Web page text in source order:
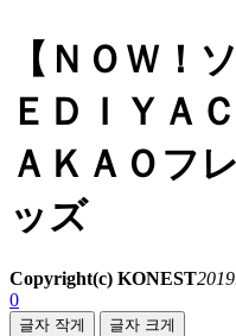
【ＮＯＷ！
ＥＤＩＹＡ
ＡＫＡＯフ
ッズ
Copyright(c) KONEST
0
글자 작게 글자 크게